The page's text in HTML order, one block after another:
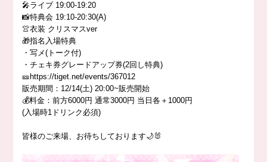
🎤ライブ 19:00-19:20
📸特典会 19:10-20:30(A)
👚衣装 クリスマスver
🎁指名入場特典
・写メ(トーク付)
・チェキ券グレードアップ券(2回し特典)
🎫https://tiget.net/events/367012
販売期間：12/14(土) 20:00~販売開始
💰料金：前方6000円 通常3000円 当日各＋1000円
(入場時1ドリンク必須)
皆様のご来場、お待ちしております🌙🐰